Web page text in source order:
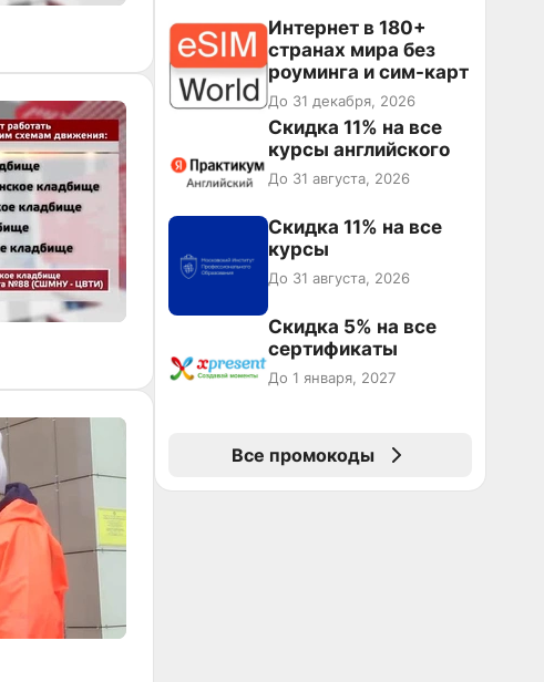
Интернет в 180+
странах мира без
роуминга и сим-карт
До 31 декабря, 2026
Скидка 11% на все
курсы английского
До 31 августа, 2026
Скидка 11% на все
курсы
До 31 августа, 2026
Скидка 5% на все
сертификаты
До 1 января, 2027
Все промокоды